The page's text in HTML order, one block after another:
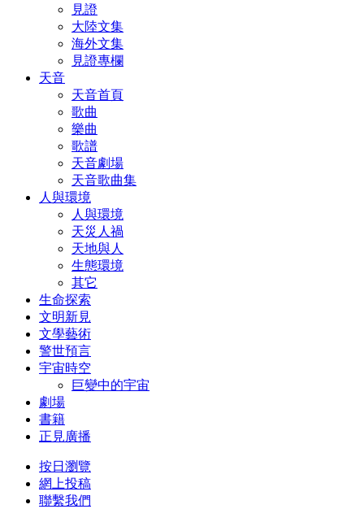
見證
大陸文集
海外文集
見證專欄
天音
天音首頁
歌曲
樂曲
歌譜
天音劇場
天音歌曲集
人與環境
人與環境
天災人禍
天地與人
生態環境
其它
生命探索
文明新見
文學藝術
警世預言
宇宙時空
巨變中的宇宙
劇場
書籍
正見廣播
按日瀏覽
網上投稿
聯繫我們